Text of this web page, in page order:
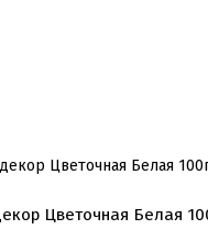
Цветочная Белая